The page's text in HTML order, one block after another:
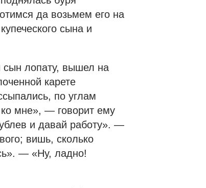
да возьмем его на
сына и
лопату, вышел на
карете
по углам
мне», — говорит ему
и давай работу». —
вишь, сколько
— «Ну, ладно!